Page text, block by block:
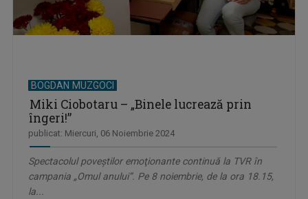
BOGDAN MUZGOCI
Miki Ciobotaru – „Binele lucrează prin
îngeri!”
publicat: Miercuri, 06 Noiembrie 2024
Spectacolul poveştilor emoţionante continuă la TVR în
campania „Omul anului”. Pe 8 noiembrie, de la ora 18.15,
la...